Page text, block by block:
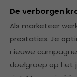
De verborgen
Als marketeer
prestaties. Je
nieuwe
doelgroep op het